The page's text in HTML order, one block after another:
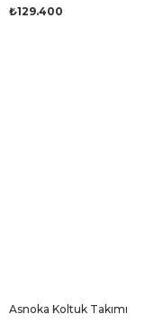
₺129.400
Asnoka Koltuk Takımı